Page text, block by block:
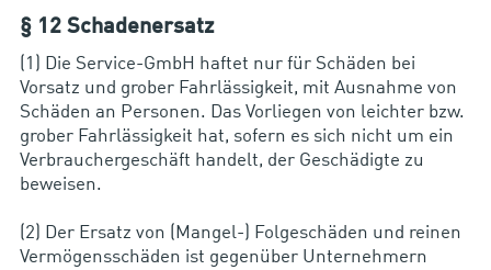
§ 12 Schadenersatz
(1) Die Service-GmbH haftet nur für Schäden bei
Vorsatz und grober Fahrlässigkeit, mit Ausnahme von
Schäden an Personen. Das Vorliegen von leichter bzw.
grober Fahrlässigkeit hat, sofern es sich nicht um ein
Verbrauchergeschäft handelt, der Geschädigte zu
beweisen.
(2) Der Ersatz von (Mangel-) Folgeschäden und reinen
Vermögensschäden ist gegenüber Unternehmern